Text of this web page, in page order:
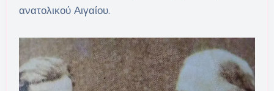
ανατολικού Αιγαίου.